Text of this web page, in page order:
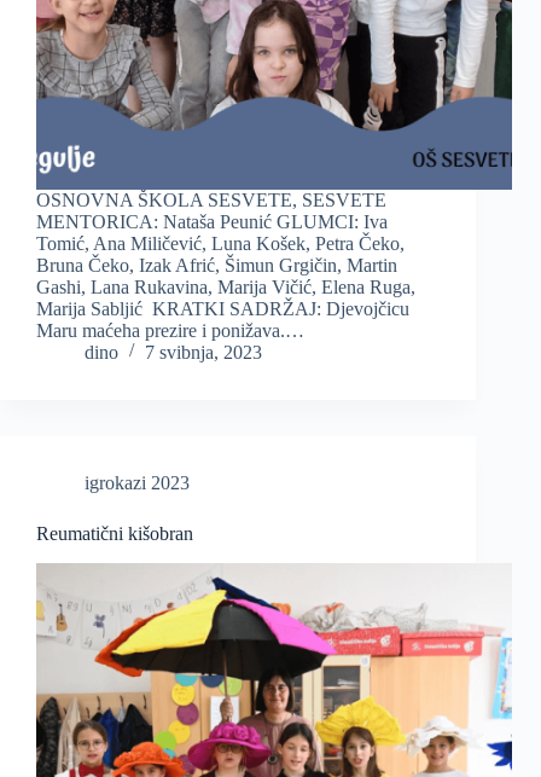
OSNOVNA ŠKOLA SESVETE, SESVETE
MENTORICA: Nataša Peunić GLUMCI: Iva
Tomić, Ana Miličević, Luna Košek, Petra Čeko,
Bruna Čeko, Izak Afrić, Šimun Grgičin, Martin
Gashi, Lana Rukavina, Marija Vičić, Elena Ruga,
Marija Sabljić KRATKI SADRŽAJ: Djevojčicu
Maru maćeha prezire i ponižava.…
dino
7 svibnja, 2023
igrokazi 2023
Reumatični kišobran